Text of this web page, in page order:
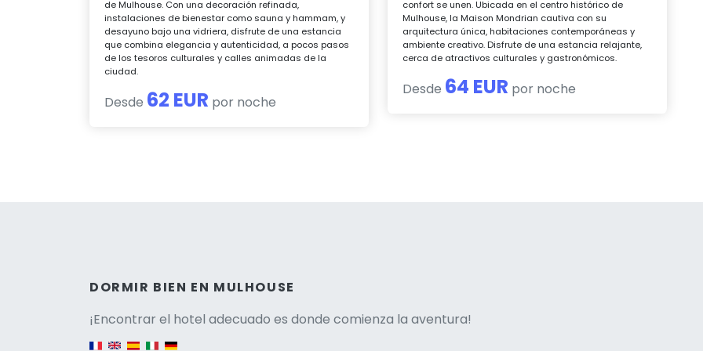
de Mulhouse. Con una decoración refinada,
instalaciones de bienestar como sauna y hammam, y
desayuno bajo una vidriera, disfrute de una estancia
que combina elegancia y autenticidad, a pocos pasos
de los tesoros culturales y calles animadas de la
ciudad.
Desde 62 EUR por noche
confort se unen. Ubicada en el centro histórico de
Mulhouse, la Maison Mondrian cautiva con su
arquitectura única, habitaciones contemporáneas y
ambiente creativo. Disfrute de una estancia relajante,
cerca de atractivos culturales y gastronómicos.
Desde 64 EUR por noche
DORMIR BIEN EN MULHOUSE
¡Encontrar el hotel adecuado es donde comienza la aventura!
Versione